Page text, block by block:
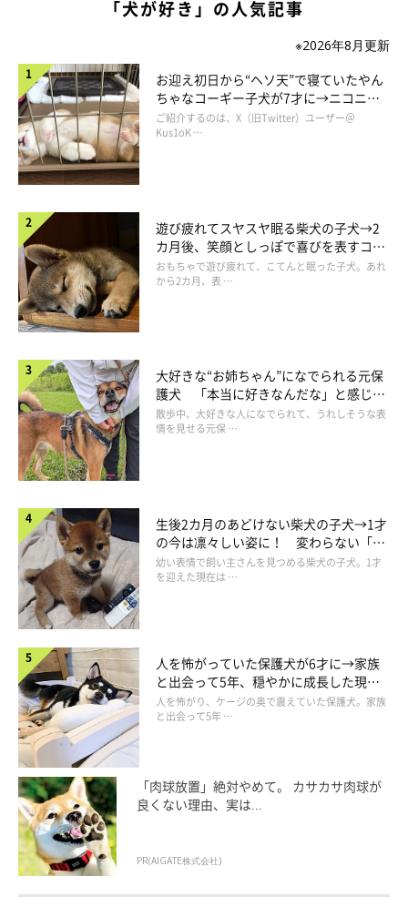
@rui___husky
1才になったるいくんの姿がこちら。お迎えしてから8カ月が経過
すると体もすっかり大きくなり、おとなのシベリアン・ハスキー
の風格を見せていました。
ただ、体つきはおとなになっても、顔つきは子犬の頃の面影も感
じられます。
「犬が好き」の人気記事
※2026年8月更新
お迎え初日から“ヘソ天”で寝ていたやん
ちゃなコーギー子犬が7才に→ニコニ
コ“コーギースマイル”が魅力のコに成
長！
ご紹介するのは、X（旧Twitter）ユーザー＠
Kus1oK …
遊び疲れてスヤスヤ眠る柴犬の子犬→2
カ月後、笑顔としっぽで喜びを表すコに
成長！
おもちゃで遊び疲れて、こてんと眠った子犬。あれ
から2カ月、表 …
大好きな“お姉ちゃん”になでられる元保
護犬 「本当に好きなんだな」と感じる
表情にほっこり
散歩中、大好きな人になでられて、うれしそうな表
情を見せる元保 …
生後2カ月のあどけない柴犬の子犬→1才
の今は凛々しい姿に！ 変わらない「く
りくりおめめ」にもほっこり
幼い表情で飼い主さんを見つめる柴犬の子犬。1才
を迎えた現在は …
人を怖がっていた保護犬が6才に→家族
と出会って5年、穏やかに成長した現在
の姿にグッとくる
人を怖がり、ケージの奥で震えていた保護犬。家族
と出会って5年 …
「肉球放置」絶対やめて。 カサカサ肉球が
良くない理由、実は...
PR(AIGATE株式会社)